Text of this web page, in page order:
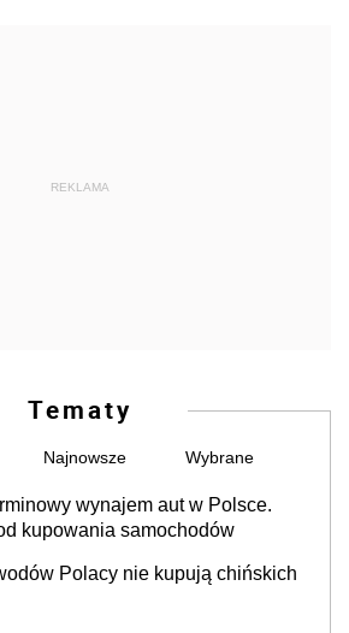
REKLAMA
Tematy
Najnowsze Wybrane
wynajem aut w Polsce.
kupowania samochodów
Polacy nie kupują chińskich